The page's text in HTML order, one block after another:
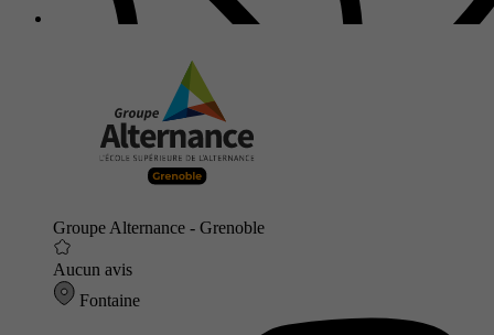
Groupe Alternance - Grenoble
Aucun avis
Fontaine